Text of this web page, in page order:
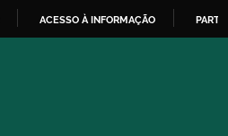
ACESSO À INFORMAÇÃO